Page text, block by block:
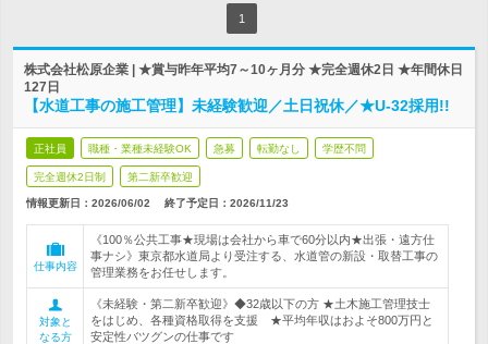
1
株式会社松原企業 | ★賞与昨年平均7～10ヶ月分 ★完全週休2日 ★年間休日
127日
【水道工事の施工管理】未経験歓迎／土日祝休／★U-32採用!!
正社員 職種・業種未経験OK 急募 転勤なし 学歴不問
完全週休2日制 第二新卒歓迎
情報更新日：2026/06/02 終了予定日： 2026/11/23
仕事内容
《100％公共工事★現場は会社から車で60分以内★出張・遠方仕
事ナシ》東京都水道局より受注する、水道管の新設・取替工事の
管理業務をお任せします。
対象と
なる方
《未経験・第二新卒歓迎》◆32歳以下の方 ★土木施工管理技士
をはじめ、各種資格取得を支援 ★平均年収はおよそ800万円と
安定性バツグンの仕事です